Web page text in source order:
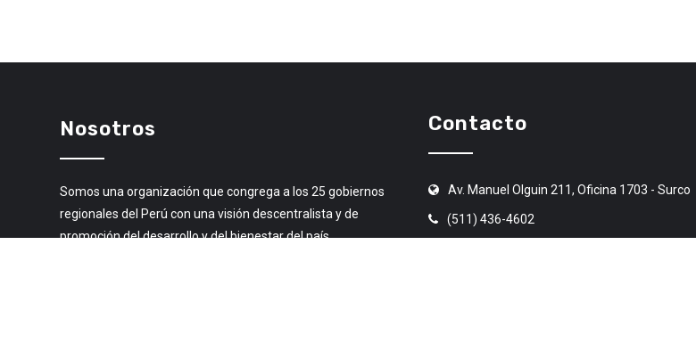
Nosotros
Somos una organización que congrega a los 25 gobiernos
regionales del Perú con una visión descentralista y de
promoción del desarrollo y del bienestar del país.
Contacto
Av. Manuel Olguin 211, Oficina 1703 - Surco
(511) 436-4602